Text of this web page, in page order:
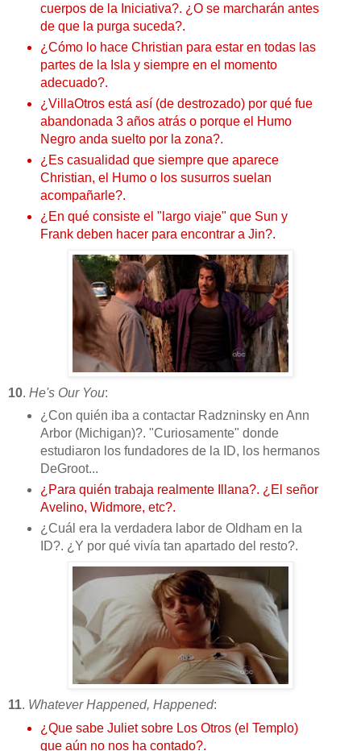
cuerpos de la Iniciativa?. ¿O se marcharán antes
de que la purga suceda?.
¿Cómo lo hace Christian para estar en todas las
partes de la Isla y siempre en el momento
adecuado?.
¿VillaOtros está así (de destrozado) por qué fue
abandonada 3 años atrás o porque el Humo
Negro anda suelto por la zona?.
¿Es casualidad que siempre que aparece
Christian, el Humo o los susurros suelan
acompañarle?.
¿En qué consiste el "largo viaje" que Sun y
Frank deben hacer para encontrar a Jin?.
10. He's Our You:
¿Con quién iba a contactar Radzninsky en Ann
Arbor (Michigan)?. "Curiosamente" donde
estudiaron los fundadores de la ID, los hermanos
DeGroot...
¿Para quién trabaja realmente Illana?. ¿El señor
Avelino, Widmore, etc?.
¿Cuál era la verdadera labor de Oldham en la
ID?. ¿Y por qué vivía tan apartado del resto?.
11. Whatever Happened, Happened:
¿Que sabe Juliet sobre Los Otros (el Templo)
que aún no nos ha contado?.